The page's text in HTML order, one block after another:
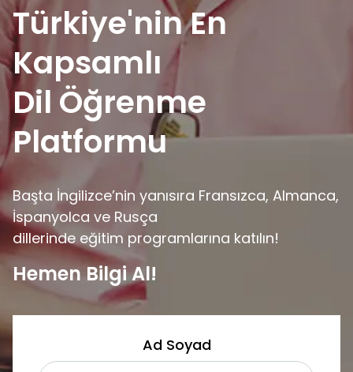
Türkiye'nin En
Kapsamlı
Dil Öğrenme
Platformu
Başta İngilizce’nin yanısıra Fransızca, Almanca,
İspanyolca ve Rusça
dillerinde eğitim programlarına katılın!
Hemen Bilgi Al!
Ad Soyad